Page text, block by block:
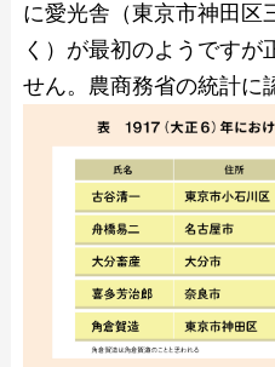
に愛光舎（東京市神田区
く）が最初のようですが
せん。 農商務省の統計に